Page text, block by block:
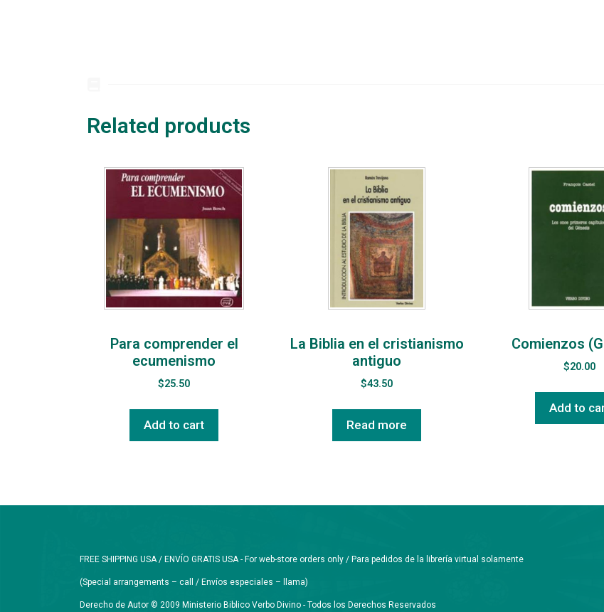
Related products
Para comprender el
ecumenismo
$25.50
Add to cart
La Biblia en el cristianismo
antiguo
$43.50
Read more
Comienzos
$20.00
Add to
FREE SHIPPING USA / ENVÍO GRATIS USA - For web-store orders only / Para pedidos de la librería virtual solamente
(Special arrangements – call / Envíos especiales – llama)
Derecho de Autor © 2009 Ministerio Biblico Verbo Divino - Todos los Derechos Reservados